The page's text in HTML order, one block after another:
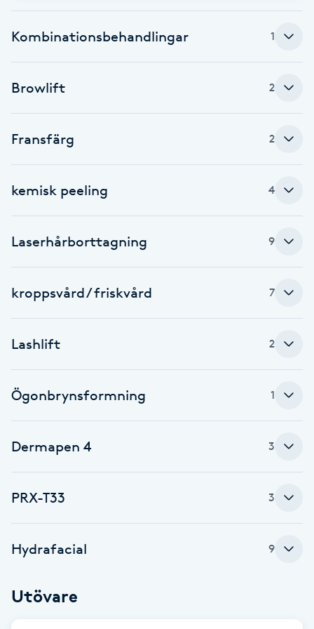
Fotsvamp
Fransar
Fransborttagning
Fransförlängning Megavolym
Fransförlängning Volym
Fransrengöring
Frekvensterapi
Friskvård
Frisör
Färgning
Kombinationsbehandlingar 1
Browlift 2
Fransfärg 2
kemisk peeling 4
Laserhårborttagning 9
kroppsvård / friskvård 7
Lashlift 2
Ögonbrynsformning 1
Dermapen 4 3
PRX-T33 3
Hydrafacial 9
Utövare